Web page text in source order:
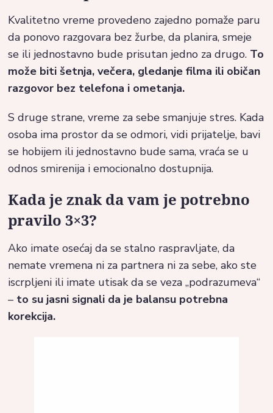
Kvalitetno vreme provedeno zajedno pomaže paru
da ponovo razgovara bez žurbe, da planira, smeje
se ili jednostavno bude prisutan jedno za drugo. To
može biti šetnja, večera, gledanje filma ili običan
razgovor bez telefona i ometanja.
S druge strane, vreme za sebe smanjuje stres. Kada
osoba ima prostor da se odmori, vidi prijatelje, bavi
se hobijem ili jednostavno bude sama, vraća se u
odnos smirenija i emocionalno dostupnija.
Kada je znak da vam je potrebno
pravilo 3×3?
Ako imate osećaj da se stalno raspravljate, da
nemate vremena ni za partnera ni za sebe, ako ste
iscrpljeni ili imate utisak da se veza „podrazumeva“
– to su jasni signali da je balansu potrebna
korekcija.